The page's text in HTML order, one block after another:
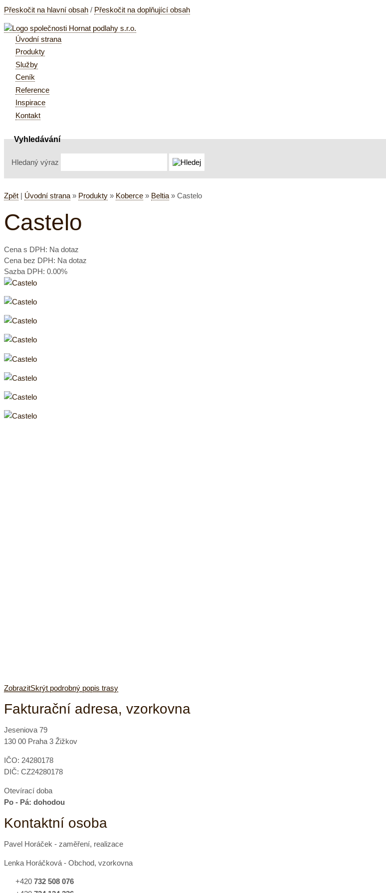
Přeskočit na hlavní obsah / Přeskočit na doplňující obsah
Úvodní strana
Produkty
Služby
Ceník
Reference
Inspirace
Kontakt
Vyhledávání
Hledaný výraz
Zpět | Úvodní strana » Produkty » Koberce » Beltia » Castelo
Castelo
Cena s DPH: Na dotaz
Cena bez DPH: Na dotaz
Sazba DPH: 0.00%
ZobrazitSkrýt podrobný popis trasy
Fakturační adresa, vzorkovna
Jeseniova 79
130 00 Praha 3 Žižkov
IČO: 24280178
DIČ: CZ24280178
Otevírací doba
Po - Pá: dohodou
Kontaktní osoba
Pavel Horáček - zaměření, realizace
Lenka Horáčková - Obchod, vzorkovna
+420 732 508 076